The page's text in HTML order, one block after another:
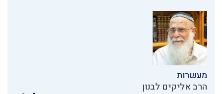
מעשרות
הרב אליקים לבנון